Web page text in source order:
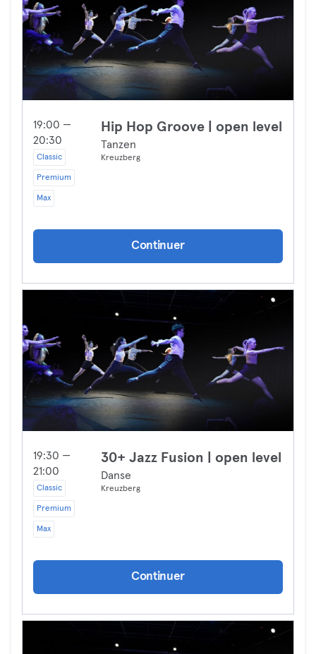
19:00 —
20:30
Classic
Premium
Max
Hip Hop Groove | open level
Tanzen
Kreuzberg
Continuer
19:30 —
21:00
Classic
Premium
Max
30+ Jazz Fusion | open level
Danse
Kreuzberg
Continuer